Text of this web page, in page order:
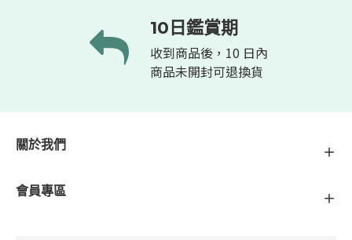
10日鑑賞期
收到商品後，10 日內
商品未開封可退換貨
關於我們
會員專區